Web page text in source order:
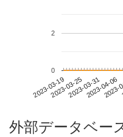
2023-03-192023-03-252023-03-312023-04-06
0
2
外部データベー